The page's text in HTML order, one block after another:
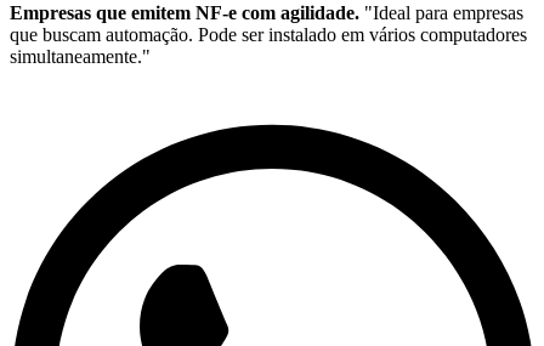
Empresas que emitem NF-e com agilidade. "Ideal para empresas
que buscam automação. Pode ser instalado em vários computadores
simultaneamente."